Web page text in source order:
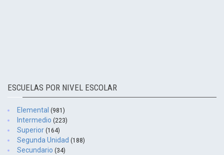
ESCUELAS POR NIVEL ESCOLAR
Elemental (981)
Intermedio (223)
Superior (164)
Segunda Unidad (188)
Secundario (34)